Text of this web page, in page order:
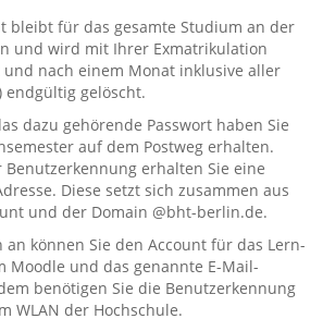
bleibt für das gesamte Studium an der
und wird mit Ihrer Exmatrikulation
nach einem Monat inklusive aller
endgültig gelöscht.
dazu gehörende Passwort haben Sie
auf dem Postweg erhalten.
erhalten Sie eine
Diese setzt sich zusammen aus
und der Domain @bht-berlin.de.
an können Sie den Account für das Lern-
Moodle und das genannte E-Mail-
benötigen Sie die Benutzerkennung
WLAN der Hochschule.